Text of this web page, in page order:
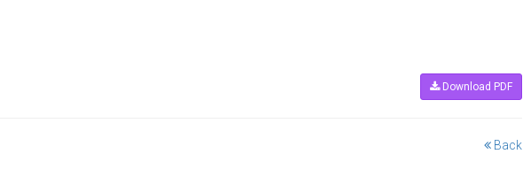
Download PDF
Back